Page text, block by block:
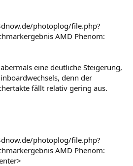
photoplog/file.php?
AMD Phenom:
eine deutliche Steigerung,
denn der
fällt relativ gering aus.
photoplog/file.php?
AMD Phenom: